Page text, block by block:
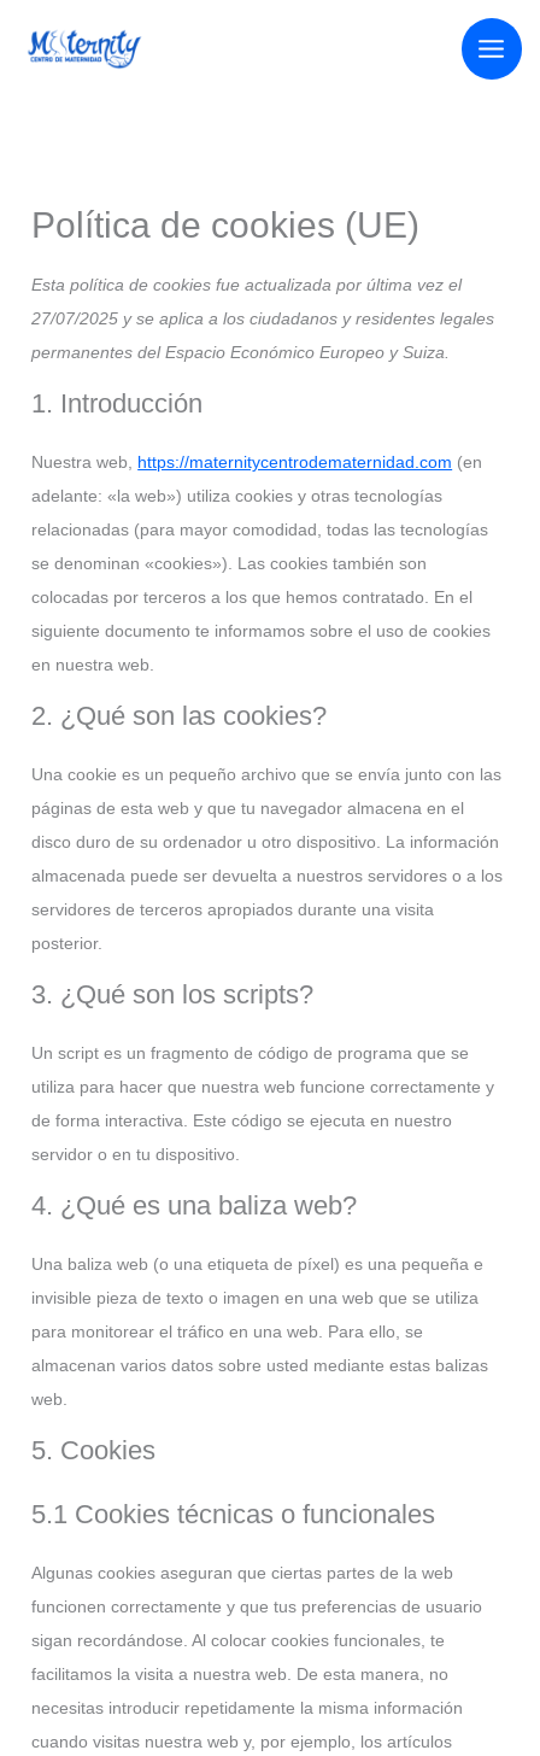
Política de cookies (UE)
Esta política de cookies fue actualizada por última vez el
27/07/2025 y se aplica a los ciudadanos y residentes legales
permanentes del Espacio Económico Europeo y Suiza.
1. Introducción
Nuestra web, https://maternitycentrodematernidad.com (en
adelante: «la web») utiliza cookies y otras tecnologías
relacionadas (para mayor comodidad, todas las tecnologías
se denominan «cookies»). Las cookies también son
colocadas por terceros a los que hemos contratado. En el
siguiente documento te informamos sobre el uso de cookies
en nuestra web.
2. ¿Qué son las cookies?
Una cookie es un pequeño archivo que se envía junto con las
páginas de esta web y que tu navegador almacena en el
disco duro de su ordenador u otro dispositivo. La información
almacenada puede ser devuelta a nuestros servidores o a los
servidores de terceros apropiados durante una visita
posterior.
3. ¿Qué son los scripts?
Un script es un fragmento de código de programa que se
utiliza para hacer que nuestra web funcione correctamente y
de forma interactiva. Este código se ejecuta en nuestro
servidor o en tu dispositivo.
4. ¿Qué es una baliza web?
Una baliza web (o una etiqueta de píxel) es una pequeña e
invisible pieza de texto o imagen en una web que se utiliza
para monitorear el tráfico en una web. Para ello, se
almacenan varios datos sobre usted mediante estas balizas
web.
5. Cookies
5.1 Cookies técnicas o funcionales
Algunas cookies aseguran que ciertas partes de la web
funcionen correctamente y que tus preferencias de usuario
sigan recordándose. Al colocar cookies funcionales, te
facilitamos la visita a nuestra web. De esta manera, no
necesitas introducir repetidamente la misma información
cuando visitas nuestra web y, por ejemplo, los artículos